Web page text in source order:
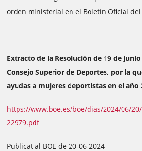
orden ministerial en el Boletín Oficial del
Extracto de la Resolución de 19 de
Consejo Superior de Deportes, por la
ayudas a mujeres deportistas en el año
https://www.boe.es/boe/dias/2024/06/
22979.pdf
Publicat al BOE de 20-06-2024